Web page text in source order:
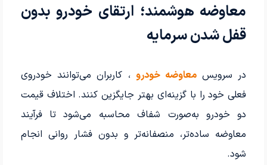
معاوضه هوشمند؛ ارتقای خودرو بدون
قفل شدن سرمایه
در سرویسمعاوضه خودرو، کاربران می‌توانند خودروی
فعلی خود را با گزینه‌ای بهتر جایگزین کنند. اختلاف قیمت
دو خودرو به‌صورت شفاف محاسبه می‌شود تا فرآیند
معاوضه ساده‌تر، منصفانه‌تر و بدون فشار روانی انجام
شود.